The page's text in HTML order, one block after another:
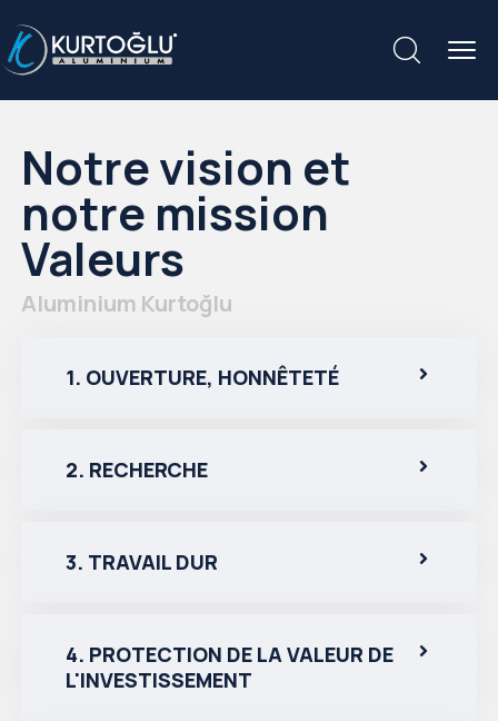
Notre vision et
notre mission
Valeurs
Aluminium Kurtoğlu
1. OUVERTURE, HONNÊTETÉ
2. RECHERCHE
3. TRAVAIL DUR
4. PROTECTION DE LA VALEUR DE
L'INVESTISSEMENT